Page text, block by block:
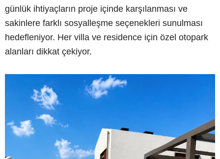
günlük ihtiyaçların proje içinde karşılanması ve
sakinlere farklı sosyalleşme seçenekleri sunulması
hedefleniyor. Her villa ve residence için özel otopark
alanları dikkat çekiyor.